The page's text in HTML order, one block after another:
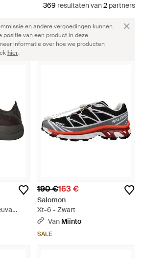
369 resultatenvan2 partners
en andere vergoedingen kunnen
positie van een product in deze
informatie over hoe we producten
hier.
190 €163 €
Salomon
Xt-6 - Zwart
Van Miinto
SALE